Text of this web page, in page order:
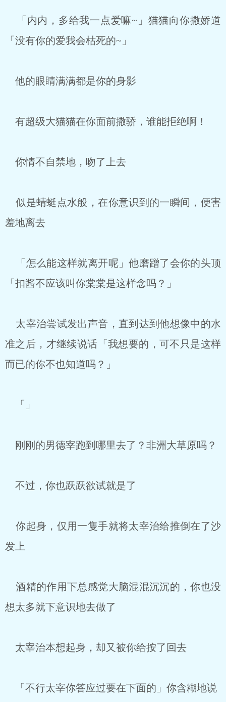
「内内，多给我一点爱嘛~」猫猫向你撒娇道
「没有你的爱我会枯死的~」
他的眼睛满满都是你的身影
有超级大猫猫在你面前撒骄，谁能拒绝啊！
你情不自禁地，吻了上去
似是蜻蜓点水般，在你意识到的一瞬间，便害
羞地离去
「怎么能这样就离开呢」他磨蹭了会你的头顶
「扣酱不应该叫你棠棠是这样念吗？」
太宰治尝试发出声音，直到达到他想像中的水
准之后，才继续说话「我想要的，可不只是这样
而已的你不也知道吗？」
「」
刚刚的男德宰跑到哪里去了？非洲大草原吗？
不过，你也跃跃欲试就是了
你起身，仅用一隻手就将太宰治给推倒在了沙
发上
酒精的作用下总感觉大脑混混沉沉的，你也没
想太多就下意识地去做了
太宰治本想起身，却又被你给按了回去
「不行太宰你答应过要在下面的」你含糊地说